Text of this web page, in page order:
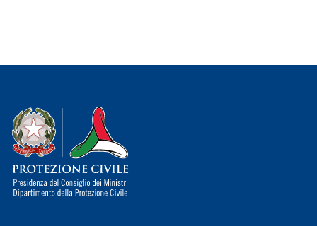
Dipartimento della Protezione Civile